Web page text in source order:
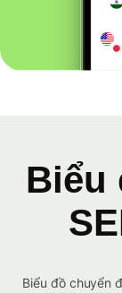
Biểu
Biểu đồ chuyển